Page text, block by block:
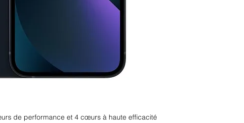
de performance et 4 cœurs à haute efficacité